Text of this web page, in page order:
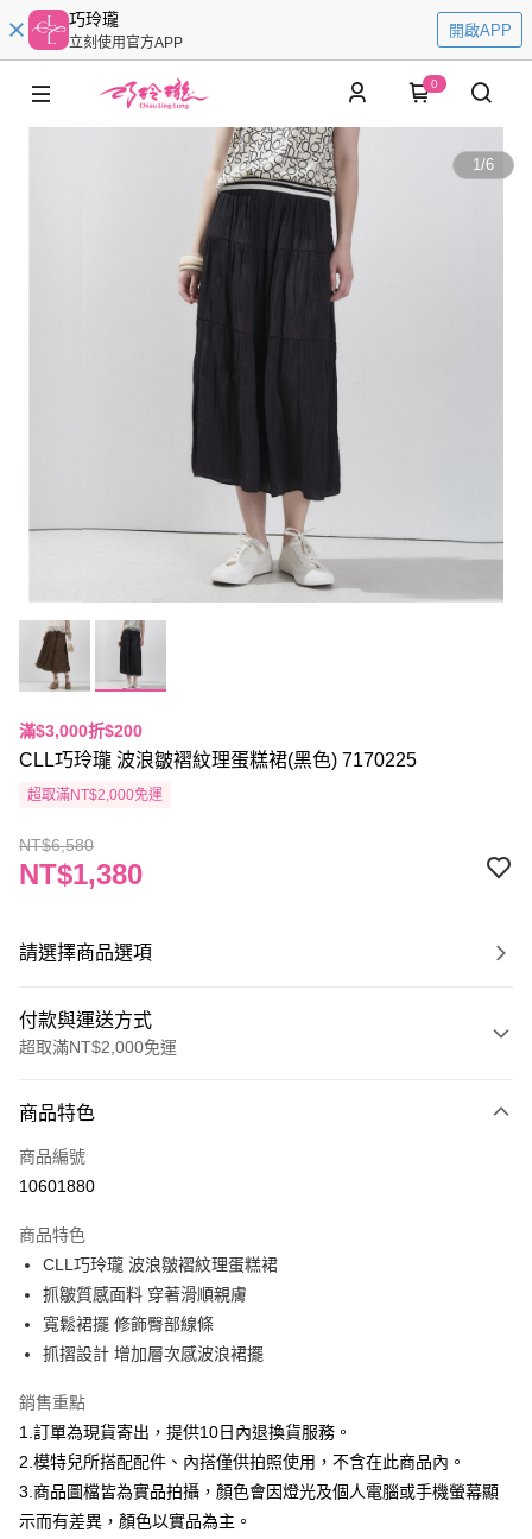
巧玲瓏
立刻使用官方APP
開啟APP
0
1/6
滿$3,000折$200
CLL巧玲瓏 波浪皺褶紋理蛋糕裙(黑色) 7170225
超取滿NT$2,000免運
NT$6,580
NT$1,380
請選擇商品選項
付款與運送方式
超取滿NT$2,000免運
信用卡一次付款
信用卡分期付款
合作金庫商業銀行
華南商業銀行
上海商業儲蓄銀行
國泰世華商業銀行
臺灣中小企業銀行
聯邦商業銀行
元大商業銀行
永豐商業銀行
台新國際商業銀行
中國信託商業銀行
台灣樂天信用卡公司
超商取貨付款
LINE Pay
Apple Pay
悠遊付
Google Pay
全盈+PAY
商品特色
商品編號
10601880
商品特色
CLL巧玲瓏 波浪皺褶紋理蛋糕裙
抓皺質感面料 穿著滑順親膚
寬鬆裙擺 修飾臀部線條
抓摺設計 增加層次感波浪裙擺
銷售重點
1.訂單為現貨寄出，提供10日內退換貨服務。
2.模特兒所搭配配件、內搭僅供拍照使用，不含在此商品內。
3.商品圖檔皆為實品拍攝，顏色會因燈光及個人電腦或手機螢幕顯
示而有差異，顏色以實品為主。